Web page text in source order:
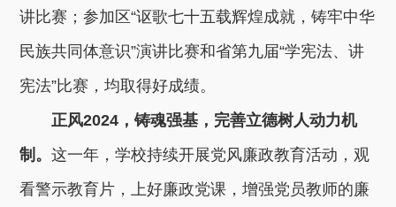
讲比赛；参加区“讴歌七十五载辉煌成就，铸牢中华
民族共同体意识”演讲比赛和省第九届“学宪法、讲
宪法”比赛，均取得好成绩。
正风2024，铸魂强基，完善立德树人动力机
制。这一年，学校持续开展党风廉政教育活动，观
看警示教育片，上好廉政党课，增强党员教师的廉